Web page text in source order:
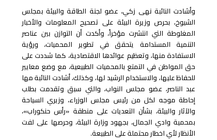
وأشادت النائبة نهى زكي، عضو لجنة الطاقة والبيئة بمجلس
الشيوخ، بحرص وزيرة البيئة على تصحيح المعلومات والأخبار
المغلوطة التي انتشرت مؤخراً، وأكدت أن التوازن بين عناصر
التنمية المستدامة يتحقق في تطوير المحميات، ورؤية
الاستفادة منها، وتعظيم عوائدها الاقتصادية، كما شددت على
حق المواطن في التمتع بالمحميات الطبيعية، مع وضع معايير
للحفاظ عليها، والاستخدام الرشيد لها، وكذلك، أشادت النائبة مها
عبد الناصر، عضو مجلس النواب، والتي سبق وتقدمت بطلب
إحاطة موجه لكل من رئيس مجلس الوزراء، وزيري السياحة
والآثار والبيئة، بشأن التعديات على منطقة «رأس حنكوراب»،
بمحمية وادي الجمال، بجهود وزارة البيئة، وحرصها على لفت
الأنظار لأي اخطار محتملة على الطبيعة.